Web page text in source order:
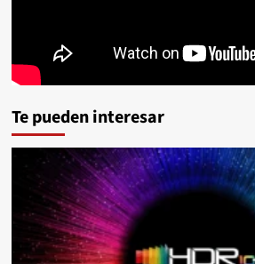
Te pueden interesar